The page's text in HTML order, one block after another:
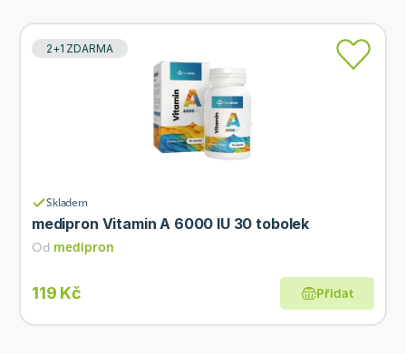
2+1 ZDARMA
Skladem
medipron Vitamin A 6000 IU 30 tobolek
Od medipron
119 Kč Přidat